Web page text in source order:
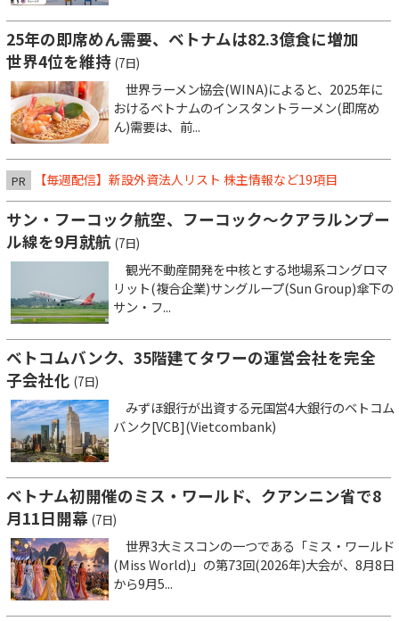
25年の即席めん需要、ベトナムは82.3億食に増加
世界4位を維持 (7日)
世界ラーメン協会(WINA)によると、2025年に
おけるベトナムのインスタントラーメン(即席め
ん)需要は、前...
PR 【毎週配信】新設外資法人リスト 株主情報など19項目
サン・フーコック航空、フーコック～クアラルンプー
ル線を9月就航 (7日)
観光不動産開発を中核とする地場系コングロマ
リット(複合企業)サングループ(Sun Group)傘下の
サン・フ...
ベトコムバンク、35階建てタワーの運営会社を完全
子会社化 (7日)
みずほ銀行が出資する元国営4大銀行のベトコム
バンク[VCB](Vietcombank)
ベトナム初開催のミス・ワールド、クアンニン省で8
月11日開幕 (7日)
世界3大ミスコンの一つである「ミス・ワールド
(Miss World)」の第73回(2026年)大会が、8月8日
から9月5...